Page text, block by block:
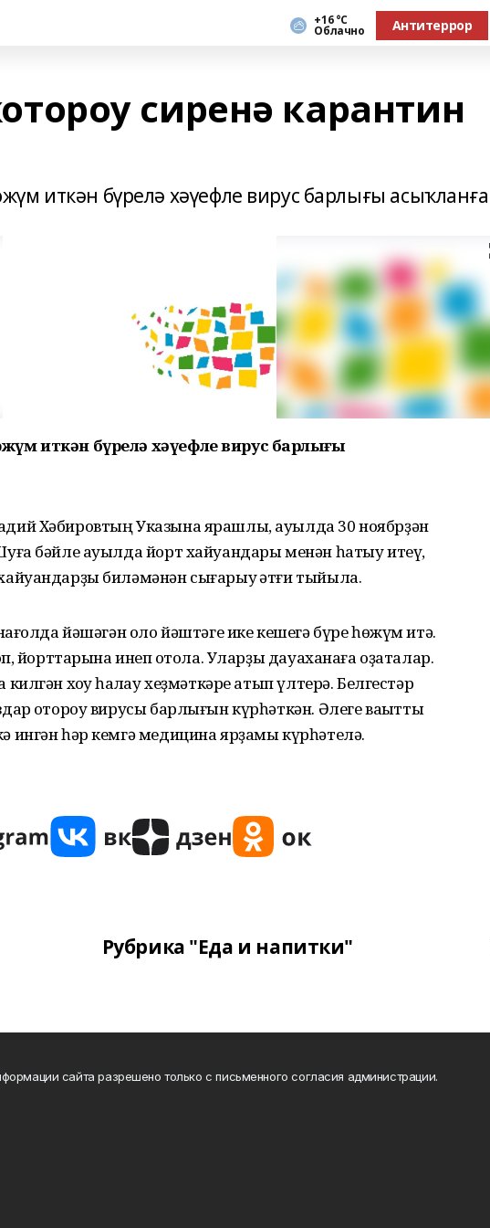
+16 °С
Облачно Антитеррор
сиренә карантин
иткән бүрелә хәүефле вирус барлығы
иткән бүрелә хәүефле вирус барлығы
Хәбировтың Указына ярашлы, ауылда 30 ноябрҙән
бәйле ауылда йорт хайуандары менән һатыу итеү,
биләмәнән сығарыу ҡәтғи тыйыла.
йәшәгән оло йәштәге ике кешегә бүре һөжүм итә.
йорттарына инеп ҡотола. Уларҙы дауаханаға оҙаталар.
хоҡуҡ һаҡлау хеҙмәткәре атып үлтерә. Белгестәр
ҡотороу вирусы барлығын күрһәткән. Әлеге ваҡытты
ингән һәр кемгә медицина ярҙамы күрһәтелә.
Рубрика "Еда и напитки"
сайта разрешено только с письменного согласия администрации.